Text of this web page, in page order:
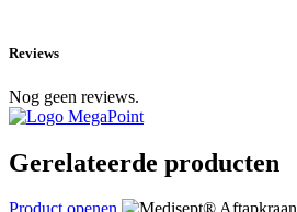
Reviews
Nog geen reviews.
Gerelateerde producten